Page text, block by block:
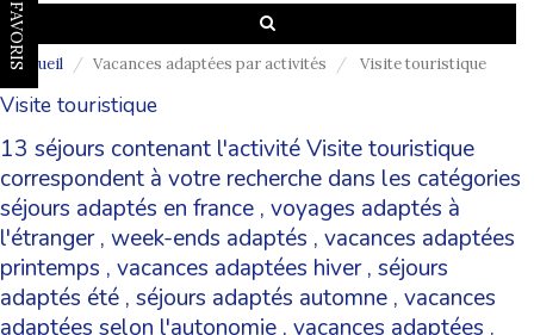
FAVORIS
Accueil Vacances adaptées par activités Visite touristique
Visite touristique
13 séjours contenant l'activité Visite touristique
correspondent à votre recherche dans les catégories
séjours adaptés en france , voyages adaptés à
l'étranger, week-ends adaptés , vacances adaptées
printemps , vacances adaptées hiver, séjours
adaptés été , séjours adaptés automne , vacances
adaptées selon l'autonomie , vacances adaptées .